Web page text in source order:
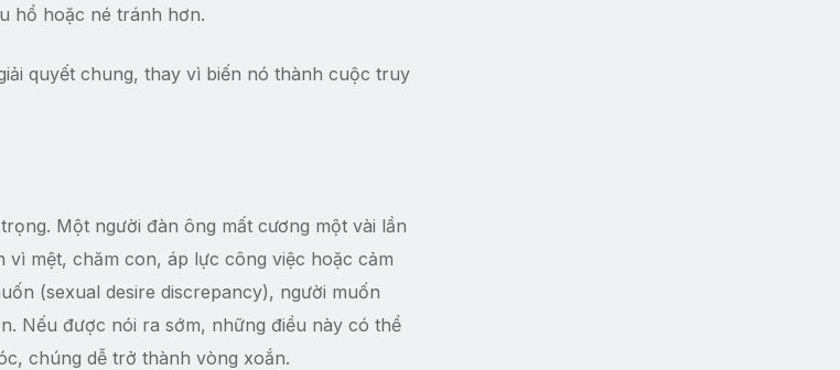
hổ hoặc né tránh hơn.
quyết chung, thay vì biến nó thành cuộc truy
Một người đàn ông mất cương một vài lần
mệt, chăm con, áp lực công việc hoặc cảm
(sexual desire discrepancy), người muốn
Nếu được nói ra sớm, những điều này có thể
chúng dễ trở thành vòng xoắn.